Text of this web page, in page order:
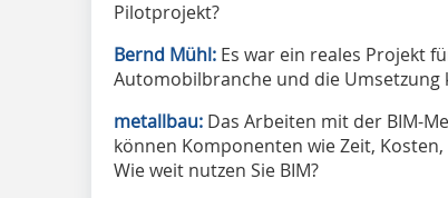
Pilotprojekt?
Bernd Mühl: Es war ein reales Projekt
Automobilbranche und die Umsetzung
metallbau: Das Arbeiten mit der BIM-
können Komponenten wie Zeit,
Wie weit nutzen Sie BIM?